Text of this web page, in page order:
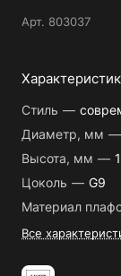
Арт. 803037
Стиль —
Диаметр, мм —
Высота, мм —
Цоколь — G9
Материал
Все